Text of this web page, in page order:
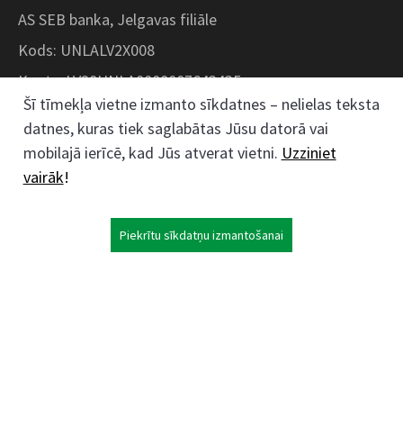
AS SEB banka, Jelgavas filiāle
Kods: UNLALV2X008
Konts: LV28UNLA0008007643435
Kokaudzētavas iela 1, Zaļenieki, Zaļenieku
pagasts, Jelgavas novads, LV- 3011, Latvija
Šī tīmekļa vietne izmanto sīkdatnes – nelielas teksta
datnes, kuras tiek saglabātas Jūsu datorā vai
mobilajā ierīcē, kad Jūs atverat vietni. Uzziniet
vairāk!
Piekrītu sīkdatņu izmantošanai